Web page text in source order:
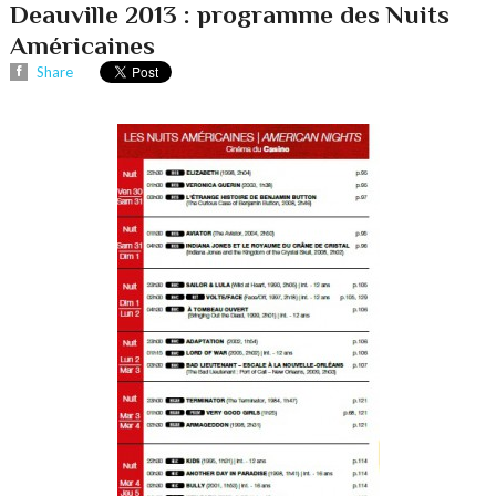
Deauville 2013 : programme des Nuits
Américaines
Share